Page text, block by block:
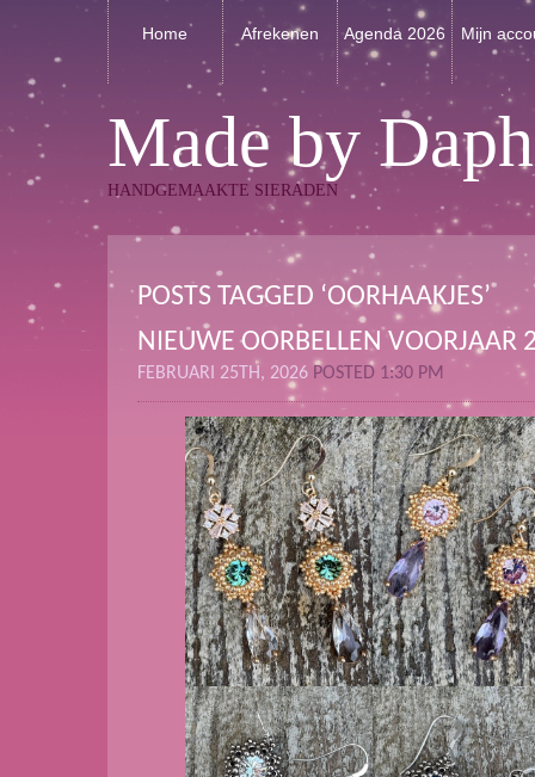
Home Afrekenen Agenda 2026 Mijn
Made by
HANDGEMAAKTE SIERADEN
POSTS TAGGED ‘OORHAAKJES’
NIEUWE OORBELLEN VOORJAAR
FEBRUARI 25TH, 2026 POSTED 1:30 PM